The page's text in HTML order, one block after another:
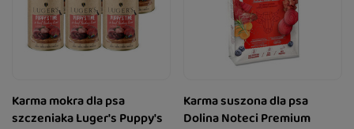
Karma mokra dla psa
szczeniaka Luger's Puppy's
Karma suszona dla psa
Dolina Noteci Premium